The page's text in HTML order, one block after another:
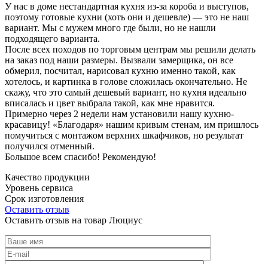
У нас в доме нестандартная кухня из-за короба и выступов,
поэтому готовые кухни (хоть они и дешевле) — это не наш
вариант. Мы с мужем много где были, но не нашли
подходящего варианта.
После всех походов по торговым центрам мы решили делать
на заказ под наши размеры. Вызвали замерщика, он все
обмерил, посчитал, нарисовал кухню именно такой, как
хотелось, и картинка в голове сложилась окончательно. Не
скажу, что это самый дешевый вариант, но кухня идеально
вписалась и цвет выбрала такой, как мне нравится.
Примерно через 2 недели нам установили нашу кухню-
красавицу! «Благодаря» нашим кривым стенам, им пришлось
помучиться с монтажом верхних шкафчиков, но результат
получился отменный.
Большое всем спасибо! Рекомендую!
Качество продукции
Уровень сервиса
Срок изготовления
Оставить отзыв
Оставить отзыв на товар Люциус